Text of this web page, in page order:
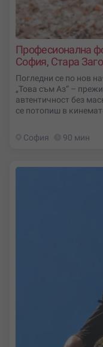
Професионална
София, Стара
Погледни се по нов
„Това съм Аз“ –
автентичност без
се потопиш в
София 90 мин